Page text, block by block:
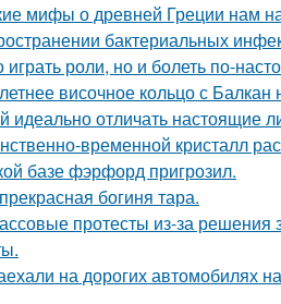
мифы о древней Греции нам
бактериальных
играть роли, но и болеть по-
височное кольцо с Балкан
идеально отличать настоящие
временной кристалл
базе фэрфорд пригрозил.
богиня тара.
протесты из-за решения
на дорогих автомобилях